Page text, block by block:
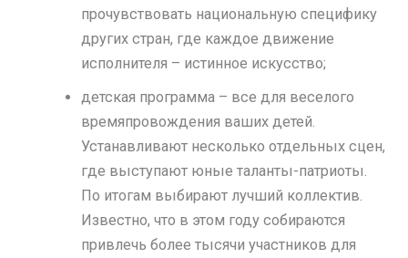
прочувствовать национальную специфику
других стран, где каждое движение
исполнителя – истинное искусство;
детская программа – все для веселого
времяпровождения ваших детей.
Устанавливают несколько отдельных сцен,
где выступают юные таланты-патриоты.
По итогам выбирают лучший коллектив.
Известно, что в этом году собираются
привлечь более тысячи участников для